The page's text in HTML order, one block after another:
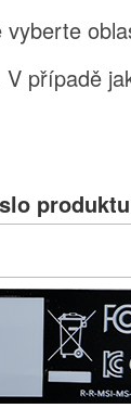
případě
produktu